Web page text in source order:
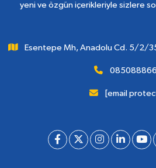
yeni ve özgün içerikleriyle sizlere
Esentepe Mh, Anadolu Cd. 5/2/
[email